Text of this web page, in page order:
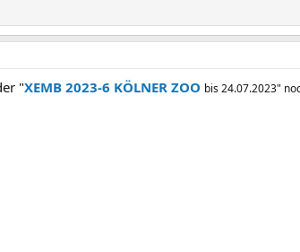
"XEMB 2023-6 KÖLNER ZOO bis 24.07.2023"